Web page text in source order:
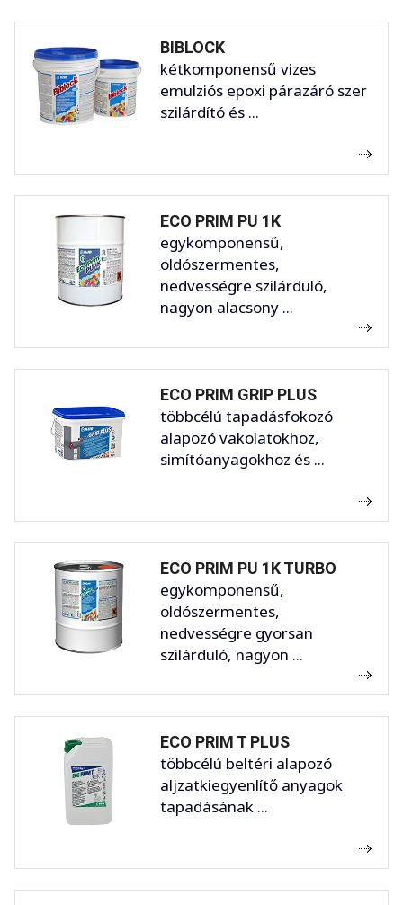
BIBLOCK
kétkomponensű vizes
emulziós epoxi párazáró szer
szilárdító és ...
ECO PRIM PU 1K
egykomponensű,
oldószermentes,
nedvességre szilárduló,
nagyon alacsony ...
ECO PRIM GRIP PLUS
többcélú tapadásfokozó
alapozó vakolatokhoz,
simítóanyagokhoz és ...
ECO PRIM PU 1K TURBO
egykomponensű,
oldószermentes,
nedvességre gyorsan
szilárduló, nagyon ...
ECO PRIM T PLUS
többcélú beltéri alapozó
aljzatkiegyenlítő anyagok
tapadásának ...